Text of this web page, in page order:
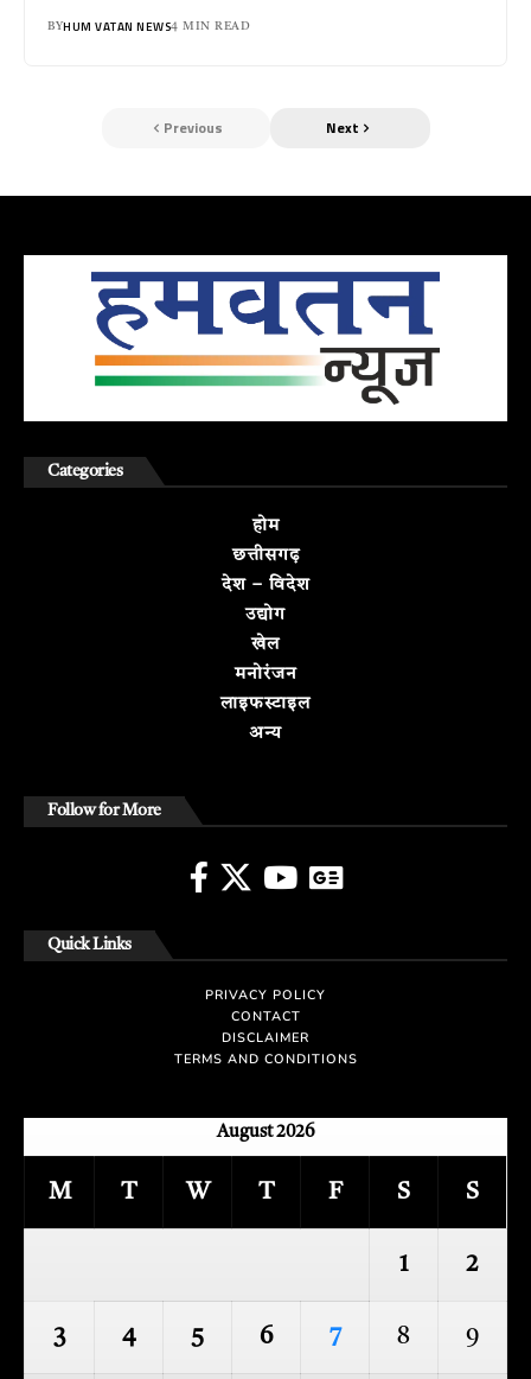
BYHUM VATAN NEWS4 MIN READ
Previous Next
Categories
होम
छत्तीसगढ़
देश – विदेश
उद्योग
खेल
मनोरंजन
लाइफस्टाइल
अन्य
Follow for More
Quick Links
PRIVACY POLICY
CONTACT
DISCLAIMER
TERMS AND CONDITIONS
August 2026
M T W T F S S
1 2
3 4 5 6 7 8 9